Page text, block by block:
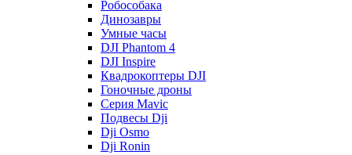
Робособака
Динозавры
Умные часы
DJI Phantom 4
DJI Inspire
Квадрокоптеры DJI
Гоночные дроны
Серия Mavic
Подвесы Dji
Dji Osmo
Dji Ronin